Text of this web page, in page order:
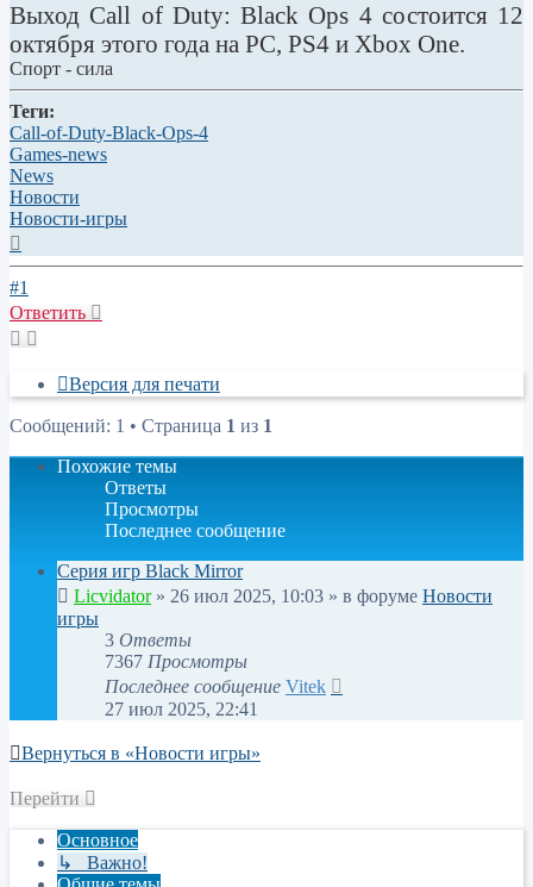
Выход Call of Duty: Black Ops 4 состоится 12
октября этого года на PC, PS4 и Xbox One.
Спорт - сила
Теги:
Call-of-Duty-Black-Ops-4
Games-news
News
Новости
Новости-игры
к
началу
#1
Ответить
Версия для печати
Сообщений: 1 • Страница 1 из 1
Похожие темы
Ответы
Просмотры
Последнее сообщение
Серия игр Black Mirror
Licvidator» 26 июл 2025, 10:03 » в форуме Новости
игры
3 Ответы
7367 Просмотры
Последнее сообщение Vitek
27 июл 2025, 22:41
Вернуться в «Новости игры»
Перейти
Основное
↳ Важно!